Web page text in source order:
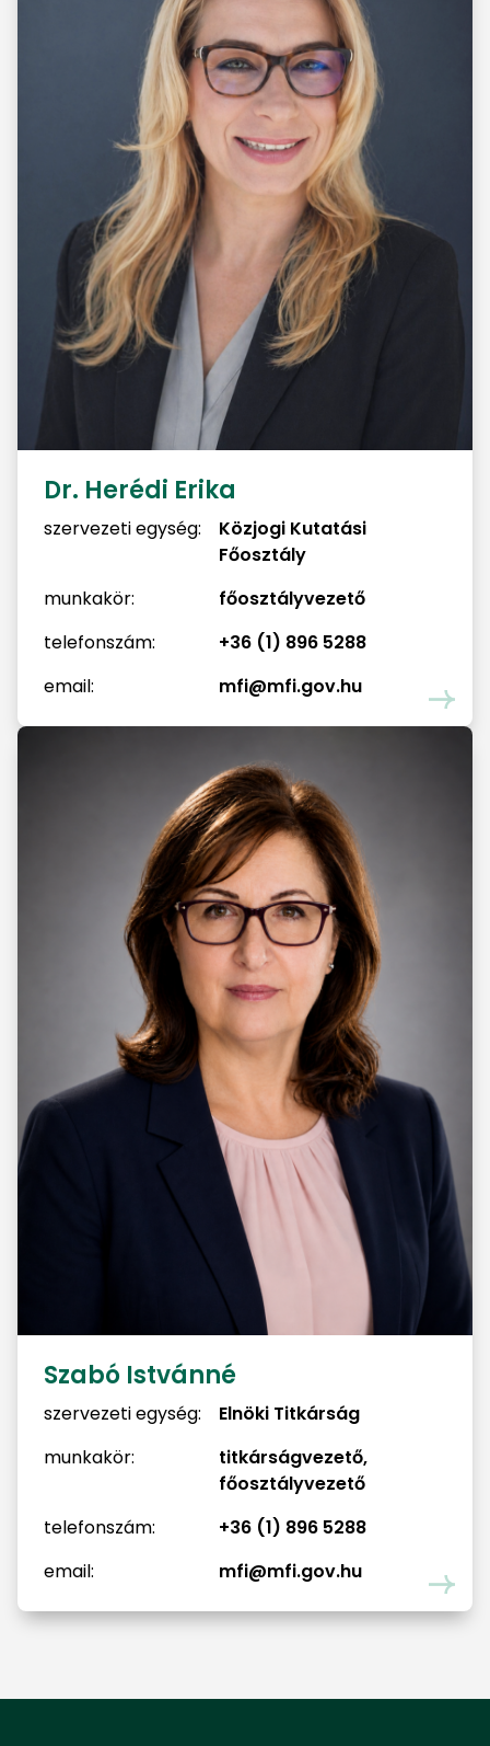
Dr. Herédi Erika
szervezeti egység:
Közjogi Kutatási
Főosztály
munkakör:
főosztályvezető
telefonszám:
+36 (1) 896 5288
email:
mfi@mfi.gov.hu
Szabó Istvánné
szervezeti egység:
Elnöki Titkárság
munkakör:
titkárságvezető,
főosztályvezető
telefonszám:
+36 (1) 896 5288
email:
mfi@mfi.gov.hu